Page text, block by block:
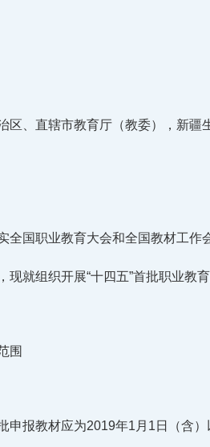
区、直辖市教育厅（教委），新疆
全国职业教育大会和全国教材工作
现就组织开展“十四五”首批职业教
围
申报教材应为2019年1月1日（含